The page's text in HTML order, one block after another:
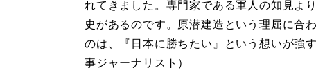
れてきました。専門家である軍人の知見よ
史があるのです。原潜建造という理屈に合
のは、『日本に勝ちたい』という想いが強
事ジャーナリスト）